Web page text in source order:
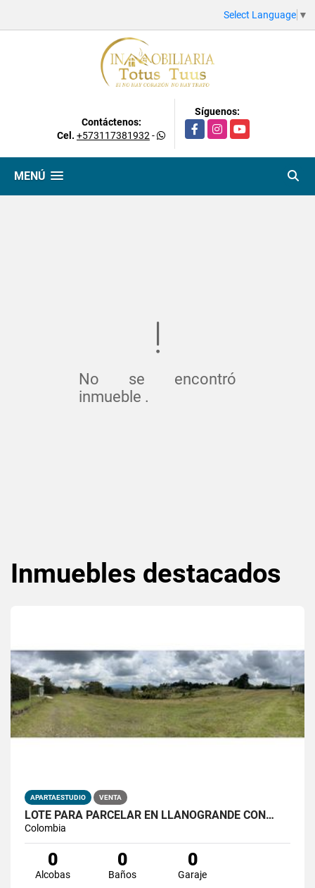
Select Language ▼
Contáctenos:
Cel. +573117381932 -
Síguenos:
FacebookInstagramYouTube
MENÚ
No se encontró
inmueble .
Inmuebles destacados
APARTAESTUDIO VENTA
LOTE PARA PARCELAR EN LLANOGRANDE CON…
Colombia
0
Alcobas
0
Baños
0
Garaje